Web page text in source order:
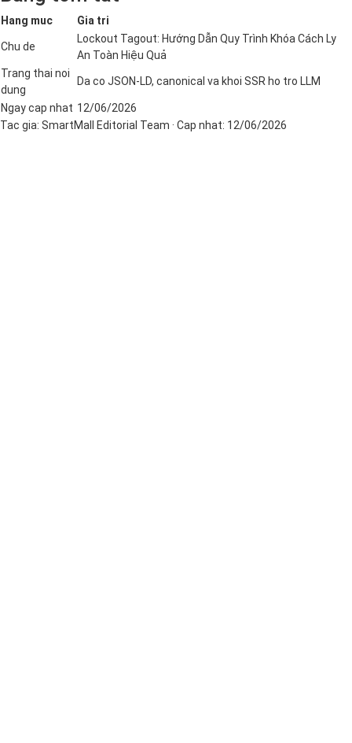
Hang muc Gia tri
Chu de
Lockout Tagout: Hướng Dẫn Quy Trình Khóa Cách Ly
An Toàn Hiệu Quả
Trang thai noi
dung
Da co JSON-LD, canonical va khoi SSR ho tro LLM
Ngay cap nhat 12/06/2026
Tac gia: SmartMall Editorial Team · Cap nhat: 12/06/2026